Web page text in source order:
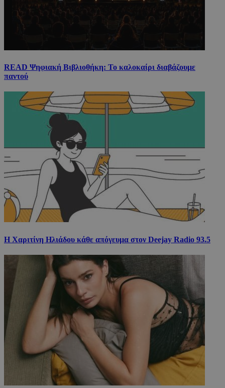
READ Ψηφιακή Βιβλιοθήκη: Το καλοκαίρι διαβάζουμε
παντού
Η Χαριτίνη Ηλιάδου κάθε απόγευμα στον Deejay Radio 93.5